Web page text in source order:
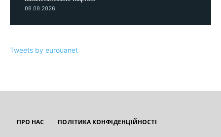
08.08.2026
Tweets by eurouanet
ПРО НАС ПОЛІТИКА КОНФІДЕНЦІЙНОСТІ